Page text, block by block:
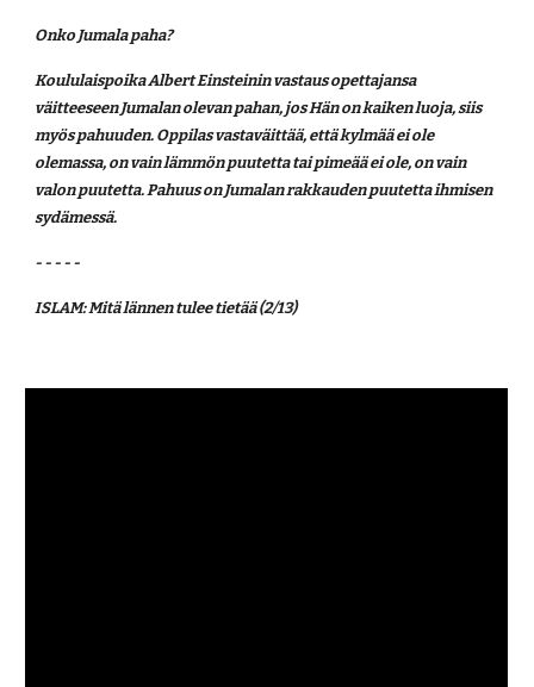
Onko Jumala paha?
Koululaispoika Albert Einsteinin vastaus opettajansa
väitteeseen Jumalan olevan pahan, jos Hän on kaiken luoja, siis
myös pahuuden. Oppilas vastaväittää, että kylmää ei ole
olemassa, on vain lämmön puutetta tai pimeää ei ole, on vain
valon puutetta. Pahuus on Jumalan rakkauden puutetta ihmisen
sydämessä.
- - - - -
ISLAM: Mitä lännen tulee tietää (2/13)